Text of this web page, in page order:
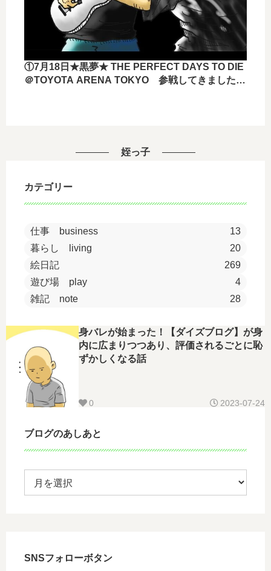
①7月18日★黒夢★ THE PERFECT DAYS TO DIE
＠TOYOTA ARENA TOKYO 参戦してきました
姪っ子
カテゴリー
仕事 business
13
暮らし living
20
絵日記
269
遊び場 play
4
雑記 note
28
身バレが始まった！【ダイズブログ】が身
内に広まりつつあり、評価されるごとに恥
ずかしくなる話
0 2023-07-24
ブログのあしあと
SNSフォローボタン